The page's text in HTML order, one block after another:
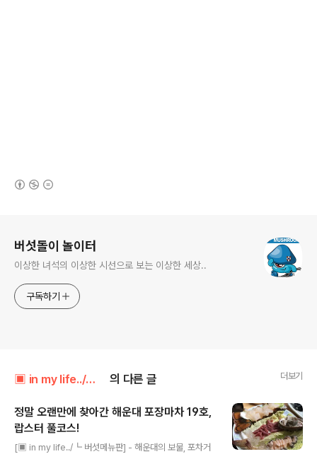
버섯돌이 놀이터
이상한 녀석의 이상한 시선으로 보는 이상한 세상..
구독하기
▣ in my life../┗ 버섯메뉴판 의 다른 글 더보기
정말 오랜만에 찾아간 해운대 포장마차 19호,
랍스터 풀코스!
[▣ in my life../┗ 버섯메뉴판] - 해운대의 보물, 포차거